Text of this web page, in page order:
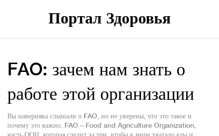
Портал Здоровья
FAO: зачем нам знать о
работе этой организации
Вы наверняка слышали о FAO, но не уверены, что это такое и
почему это важно. FAO – Food and Agriculture Organization,